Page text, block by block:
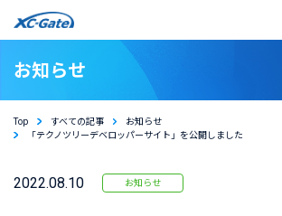
お知らせ
Top すべての記事
お知らせ
「テクノツリーデベロッパーサイト」を公開しました
2022.08.10 お知らせ